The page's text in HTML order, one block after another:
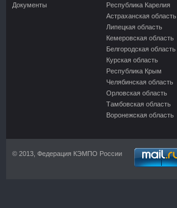
Документы
Республика Карелия
Астраханская область
Липецкая область
Кемеровская область
Белгородская область
Курская область
Республика Крым
Челябинская область
Орловская область
Тамбовская область
Воронежская область
© 2013, Федерация КЭМПО России